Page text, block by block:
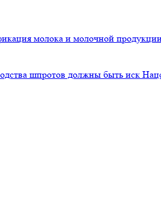
молока и молочной
шпротов должны быть иск